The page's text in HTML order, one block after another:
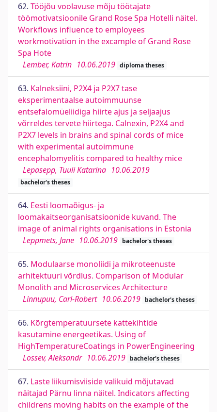
62. Tööjõu voolavuse mõju töötajate
töömotivatsioonile Grand Rose Spa Hotelli näitel.
Workflows influence to employees
workmotivation in the excample of Grand Rose
Spa Hote
Lember, Katrin 10.06.2019 diploma theses
63. Kalneksiini, P2X4 ja P2X7 tase
eksperimentaalse autoimmuunse
entsefalomüeliidiga hiirte ajus ja seljaajus
võrreldes tervete hiirtega. Calnexin, P2X4 and
P2X7 levels in brains and spinal cords of mice
with experimental autoimmune
encephalomyelitis compared to healthy mice
Lepasepp, Tuuli Katarina 10.06.2019
bachelor's theses
64. Eesti loomaõigus- ja
loomakaitseorganisatsioonide kuvand. The
image of animal rights organisations in Estonia
Leppmets, Jane 10.06.2019 bachelor's theses
65. Modulaarse monoliidi ja mikroteenuste
arhitektuuri võrdlus. Comparison of Modular
Monolith and Microservices Architecture
Linnupuu, Carl-Robert 10.06.2019 bachelor's theses
66. Kõrgtemperatuursete kattekihtide
kasutamine energeetikas. Using of
HighTemperatureCoatings in PowerEngineering
Lossev, Aleksandr 10.06.2019 bachelor's theses
67. Laste liikumisviiside valikuid mõjutavad
näitajad Pärnu linna näitel. Indicators affecting
childrens moving habits on the example of the